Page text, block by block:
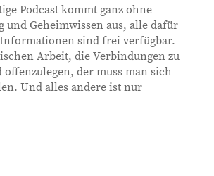
Podcast kommt ganz ohne
und Geheimwissen aus, alle dafür
sind frei verfügbar.
Arbeit, die Verbindungen zu
der muss man sich
Und alles andere ist nur